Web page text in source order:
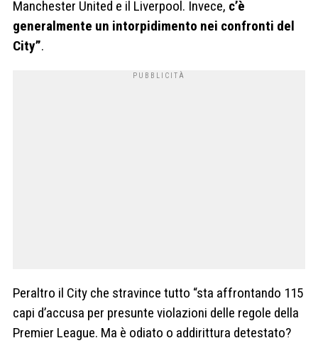
Manchester United e il Liverpool. Invece, c’è
generalmente un intorpidimento nei confronti del
City”.
Peraltro il City che stravince tutto “sta affrontando 115
capi d’accusa per presunte violazioni delle regole della
Premier League. Ma è odiato o addirittura detestato?